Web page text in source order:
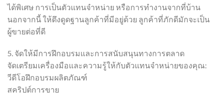
ได้พิเศษ การเป็นตัวแทนจำหน่าย หรือการทำงานจากที่บ้าน
นอกจากนี้ ให้ดึงดูดฐานลูกค้าที่มีอยู่ด้วย ลูกค้าที่ภักดีมักจะเป็น
ผู้ขายต่อที่ดี
5. จัดให้มีการฝึกอบรมและการสนับสนุนทางการตลาด
จัดเตรียมเครื่องมือและความรู้ให้กับตัวแทนจำหน่ายของคุณ:
วีดีโอฝึกอบรมผลิตภัณฑ์
สคริปต์การขาย